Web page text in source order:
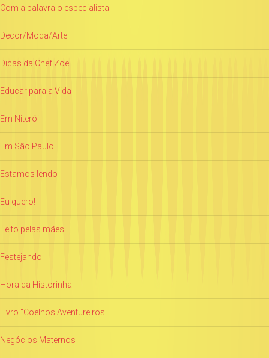
Com a palavra o especialista
Decor/Moda/Arte
Dicas da Chef Zoë
Educar para a Vida
Em Niterói
Em São Paulo
Estamos lendo
Eu quero!
Feito pelas mães
Festejando
Hora da Historinha
Livro "Coelhos Aventureiros"
Negócios Maternos